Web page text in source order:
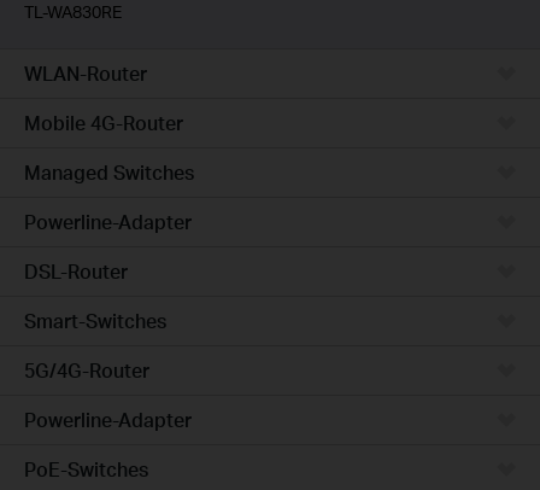
TL-WA830RE
WLAN-Router
Mobile 4G-Router
Managed Switches
Powerline-Adapter
DSL-Router
Smart-Switches
5G/4G-Router
Powerline-Adapter
PoE-Switches